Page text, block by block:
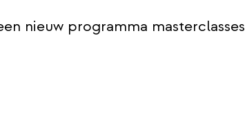
nieuw programma masterclasses